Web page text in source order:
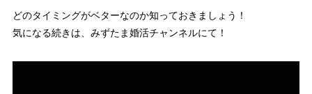
どのタイミングがベターなのか知っておきましょう！
気になる続きは、みずたま婚活チャンネルにて！